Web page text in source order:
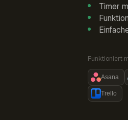
Timer
Funktioniert
Asana
Trello